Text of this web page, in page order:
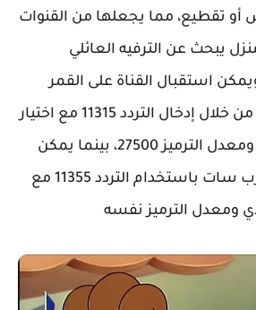
تقطيع، مما يجعلها من القنوات
يبحث عن الترفيه العائلي
استقبال القناة على القمر
الصناعي نايل سات من خلال إدخال التردد 11315 مع اختيار
الاستقطاب الأفقي ومعدل الترميز 27500، بينما يمكن
متابعة القناة عبر عرب سات باستخدام التردد 11355 مع
ومعدل الترميز نفسه